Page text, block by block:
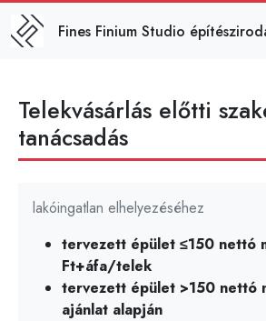
Ugrás a tartalomra
Fines Finium Studio
Telekvásárlás előtti
tanácsadás
lakóingatlan elhelyezéséhez
tervezett épület ≤150 nettó
Ft+áfa/telek
tervezett épület >150 nettó
ajánlat alapján